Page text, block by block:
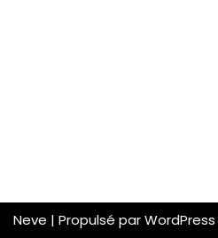
Neve | Propulsé parWordPress